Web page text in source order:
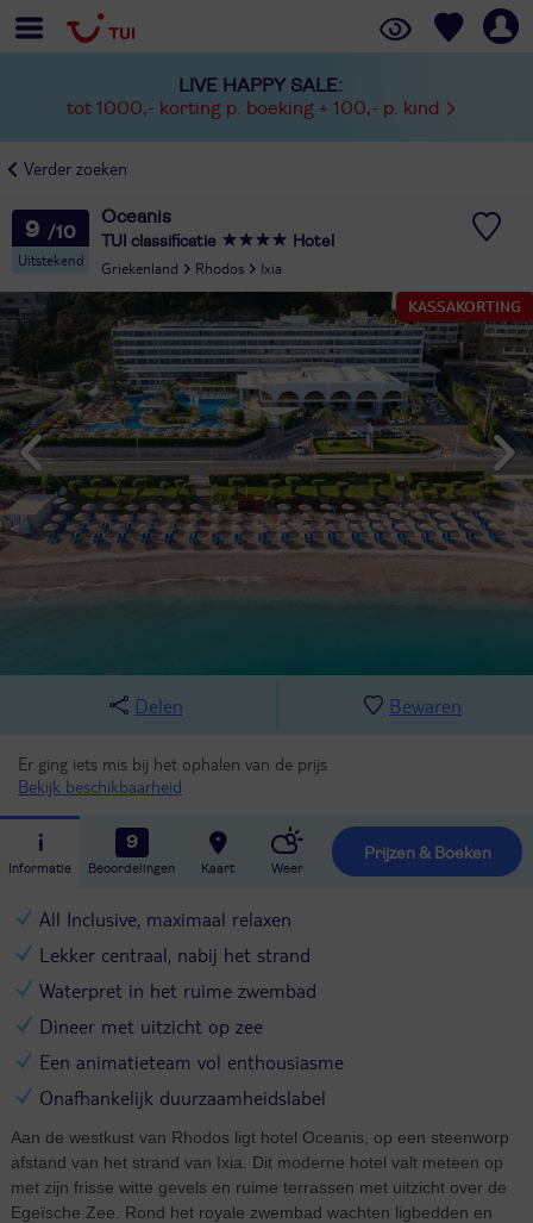
LIVE HAPPY SALE:
tot 1000,- korting p. boeking + 100,- p. kind
Verder zoeken
9
Uitstekend
Oceanis
TUI classificatie Hotel
Griekenland Rhodos
Ixia
KASSAKORTING
Delen Bewaren
Er ging iets mis bij het ophalen van de prijs
Bekijk beschikbaarheid
Informatie
9
Beoordelingen Kaart Weer
Prijzen & Boeken
All Inclusive, maximaal relaxen
Lekker centraal, nabij het strand
Waterpret in het ruime zwembad
Dineer met uitzicht op zee
Een animatieteam vol enthousiasme
Onafhankelijk duurzaamheidslabel
Aan de westkust van Rhodos ligt hotel Oceanis, op een steenworp
afstand van het strand van Ixia. Dit moderne hotel valt meteen op
met zijn frisse witte gevels en ruime terrassen met uitzicht over de
Egeïsche Zee. Rond het royale zwembad wachten ligbedden en